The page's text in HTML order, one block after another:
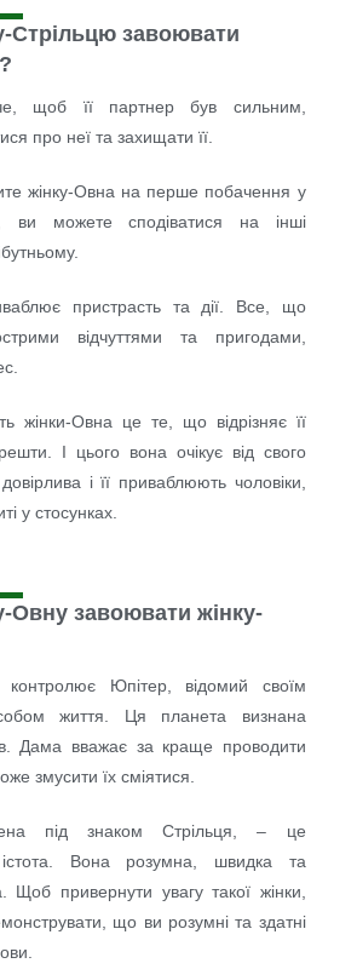
Стрільцю завоювати
щоб її партнер був сильним,
про неї та захищати її.
жінку-Овна на перше побачення у
ви можете сподіватися на інші
пристрасть та дії. Все, що
відчуттями та пригодами,
жінки-Овна це те, що відрізняє її
І цього вона очікує від свого
і її приваблюють чоловіки,
у стосунках.
Овну завоювати жінку-
контролює Юпітер, відомий своїм
життя. Ця планета визнана
Дама вважає за краще проводити
змусити їх сміятися.
під знаком Стрільця, – це
істота. Вона розумна, швидка та
Щоб привернути увагу такої жінки,
що ви розумні та здатні